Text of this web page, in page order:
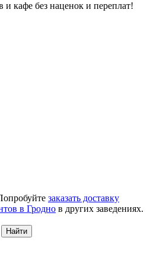
и кафе без наценок и переплат!
заказать доставку
в Гродно в других заведениях.